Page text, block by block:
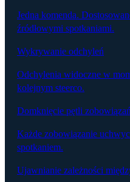
Jedna komenda.
źródłowymi spotkaniami.
Wykrywanie odchyleń
Odchylenia widoczne w
kolejnym steerco.
Domknięcie pętli zobowiązań
Każde zobowiązanie
spotkaniem.
Ujawnianie zależności